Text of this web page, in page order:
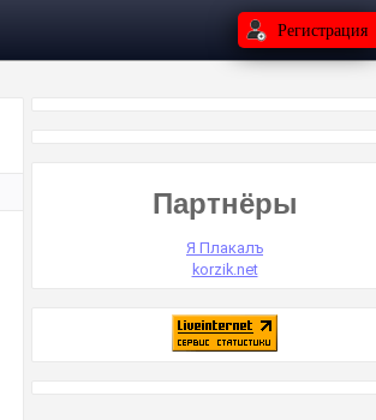
Регистрация
Партнёры
Я Плакалъ
korzik.net